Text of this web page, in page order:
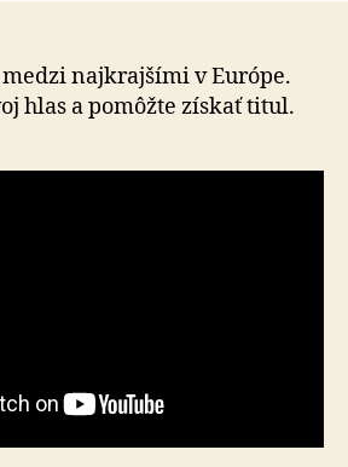
finále
medzi najkrajšími v Európe.
hlas a pomôžte získať titul.